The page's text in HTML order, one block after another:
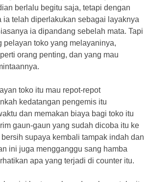
berlalu begitu saja, tetapi dengan
ia telah diperlakukan sebagai layaknya
ia dipandang sebelah mata. Tapi
pelayan toko yang melayaninya,
orang penting, dan yang mau
toko itu mau repot-repot
kedatangan pengemis itu
dan memakan biaya bagi toko itu
gaun-gaun yang sudah dicoba itu ke
supaya kembali tampak indah dan
ini juga mengganggu sang hamba
apa yang terjadi di counter itu.